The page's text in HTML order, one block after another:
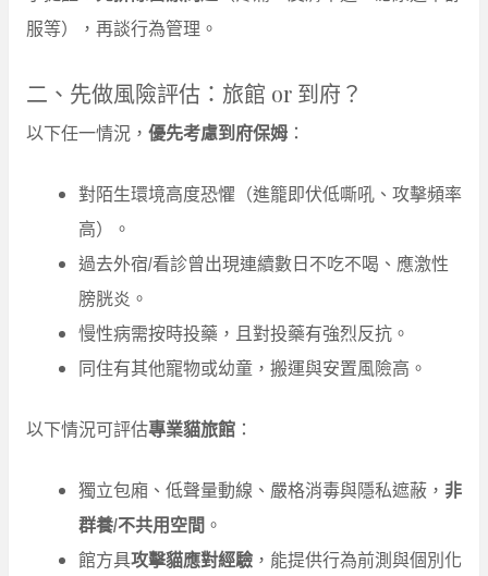
服等），再談行為管理。
二、先做風險評估：旅館 or 到府？
以下任一情況， 優先考慮到府保姆 ：
對陌生環境高度恐懼（進籠即伏低嘶吼、攻擊頻率
高）。
過去外宿/看診曾出現連續數日不吃不喝、應激性
膀胱炎。
慢性病需按時投藥，且對投藥有強烈反抗。
同住有其他寵物或幼童，搬運與安置風險高。
以下情況可評估專業貓旅館 ：
獨立包廂、低聲量動線、嚴格消毒與隱私遮蔽， 非
群養/不共用空間 。
館方具攻擊貓應對經驗 ，能提供行為前測與個別化